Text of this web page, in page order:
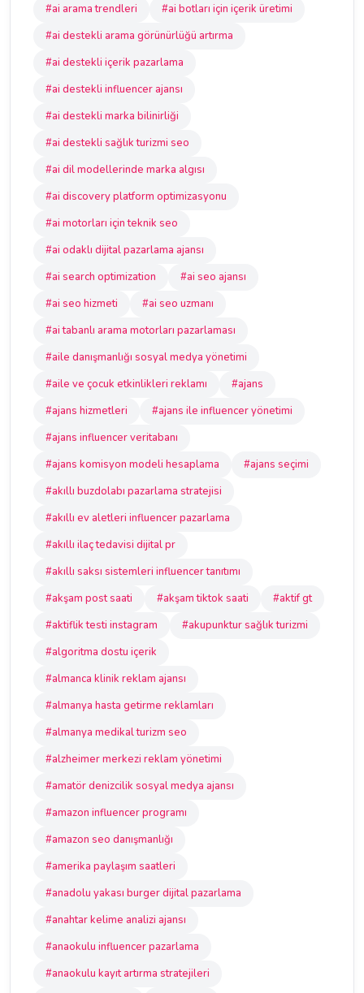
#ai arama trendleri
#ai botları için içerik üretimi
#ai destekli arama görünürlüğü artırma
#ai destekli içerik pazarlama
#ai destekli influencer ajansı
#ai destekli marka bilinirliği
#ai destekli sağlık turizmi seo
#ai dil modellerinde marka algısı
#ai discovery platform optimizasyonu
#ai motorları için teknik seo
#ai odaklı dijital pazarlama ajansı
#ai search optimization
#ai seo ajansı
#ai seo hizmeti
#ai seo uzmanı
#ai tabanlı arama motorları pazarlaması
#aile danışmanlığı sosyal medya yönetimi
#aile ve çocuk etkinlikleri reklamı
#ajans
#ajans hizmetleri
#ajans ile influencer yönetimi
#ajans influencer veritabanı
#ajans komisyon modeli hesaplama
#ajans seçimi
#akıllı buzdolabı pazarlama stratejisi
#akıllı ev aletleri influencer pazarlama
#akıllı ilaç tedavisi dijital pr
#akıllı saksı sistemleri influencer tanıtımı
#akşam post saati
#akşam tiktok saati
#aktif gt
#aktiflik testi instagram
#akupunktur sağlık turizmi
#algoritma dostu içerik
#almanca klinik reklam ajansı
#almanya hasta getirme reklamları
#almanya medikal turizm seo
#alzheimer merkezi reklam yönetimi
#amatör denizcilik sosyal medya ajansı
#amazon influencer programı
#amazon seo danışmanlığı
#amerika paylaşım saatleri
#anadolu yakası burger dijital pazarlama
#anahtar kelime analizi ajansı
#anaokulu influencer pazarlama
#anaokulu kayıt artırma stratejileri